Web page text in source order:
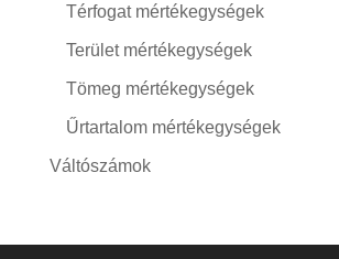
Térfogat mértékegységek
Terület mértékegységek
Tömeg mértékegységek
Űrtartalom mértékegységek
Váltószámok